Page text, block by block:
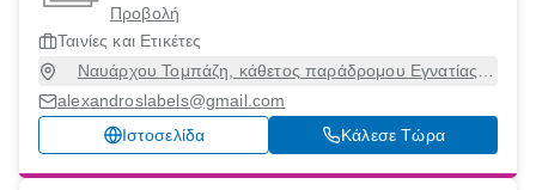
Προβολή
Ταινίες και Ετικέτες
Ναυάρχου Τομπάζη, κάθετος παράδρομου Εγνατίας
Οδού, όπισθεν ΔΕΗ Ωραιοκάστρο, Τ.Θ.53, Ωραιόκαστρο,
Θεσσαλονίκη, 57013
alexandroslabels@gmail.com
Ιστοσελίδα
Κάλεσε Τώρα